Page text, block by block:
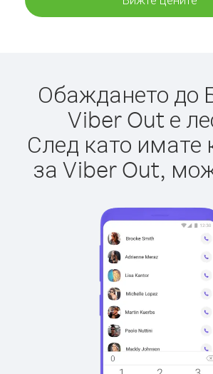
Обаждането до
Viber Out е
След като имате
за Viber Out,